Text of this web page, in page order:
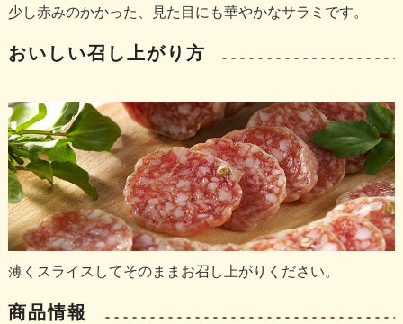
少し赤みのかかった、見た目にも華やかなサラミです。
おいしい召し上がり方
薄くスライスしてそのままお召し上がりください。
商品情報